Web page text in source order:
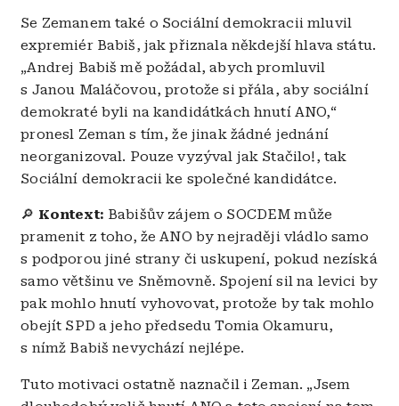
Se Zemanem také o Sociální demokracii mluvil
expremiér Babiš, jak přiznala někdejší hlava státu.
„Andrej Babiš mě požádal, abych promluvil
s Janou Maláčovou, protože si přála, aby sociální
demokraté byli na kandidátkách hnutí ANO,“
pronesl Zeman s tím, že jinak žádné jednání
neorganizoval. Pouze vyzýval jak Stačilo!, tak
Sociální demokracii ke společné kandidátce.
🔎 Kontext: Babišův zájem o SOCDEM může
pramenit z toho, že ANO by nejraději vládlo samo
s podporou jiné strany či uskupení, pokud nezíská
samo většinu ve Sněmovně. Spojení sil na levici by
pak mohlo hnutí vyhovovat, protože by tak mohlo
obejít SPD a jeho předsedu Tomia Okamuru,
s nímž Babiš nevychází nejlépe.
Tuto motivaci ostatně naznačil i Zeman. „Jsem